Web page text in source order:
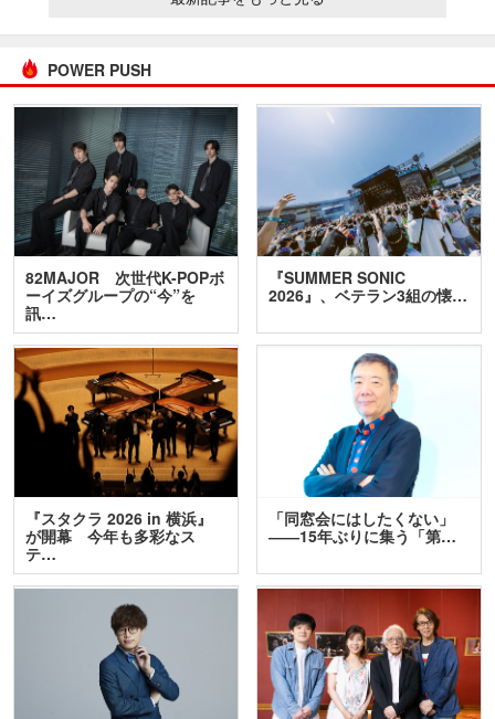
POWER PUSH
82MAJOR 次世代K-POPボ
ーイズグループの“今”を
訊…
『SUMMER SONIC
2026』、ベテラン3組の懐…
『スタクラ 2026 in 横浜』
が開幕 今年も多彩なス
テ…
「同窓会にはしたくない」
――15年ぶりに集う「第…